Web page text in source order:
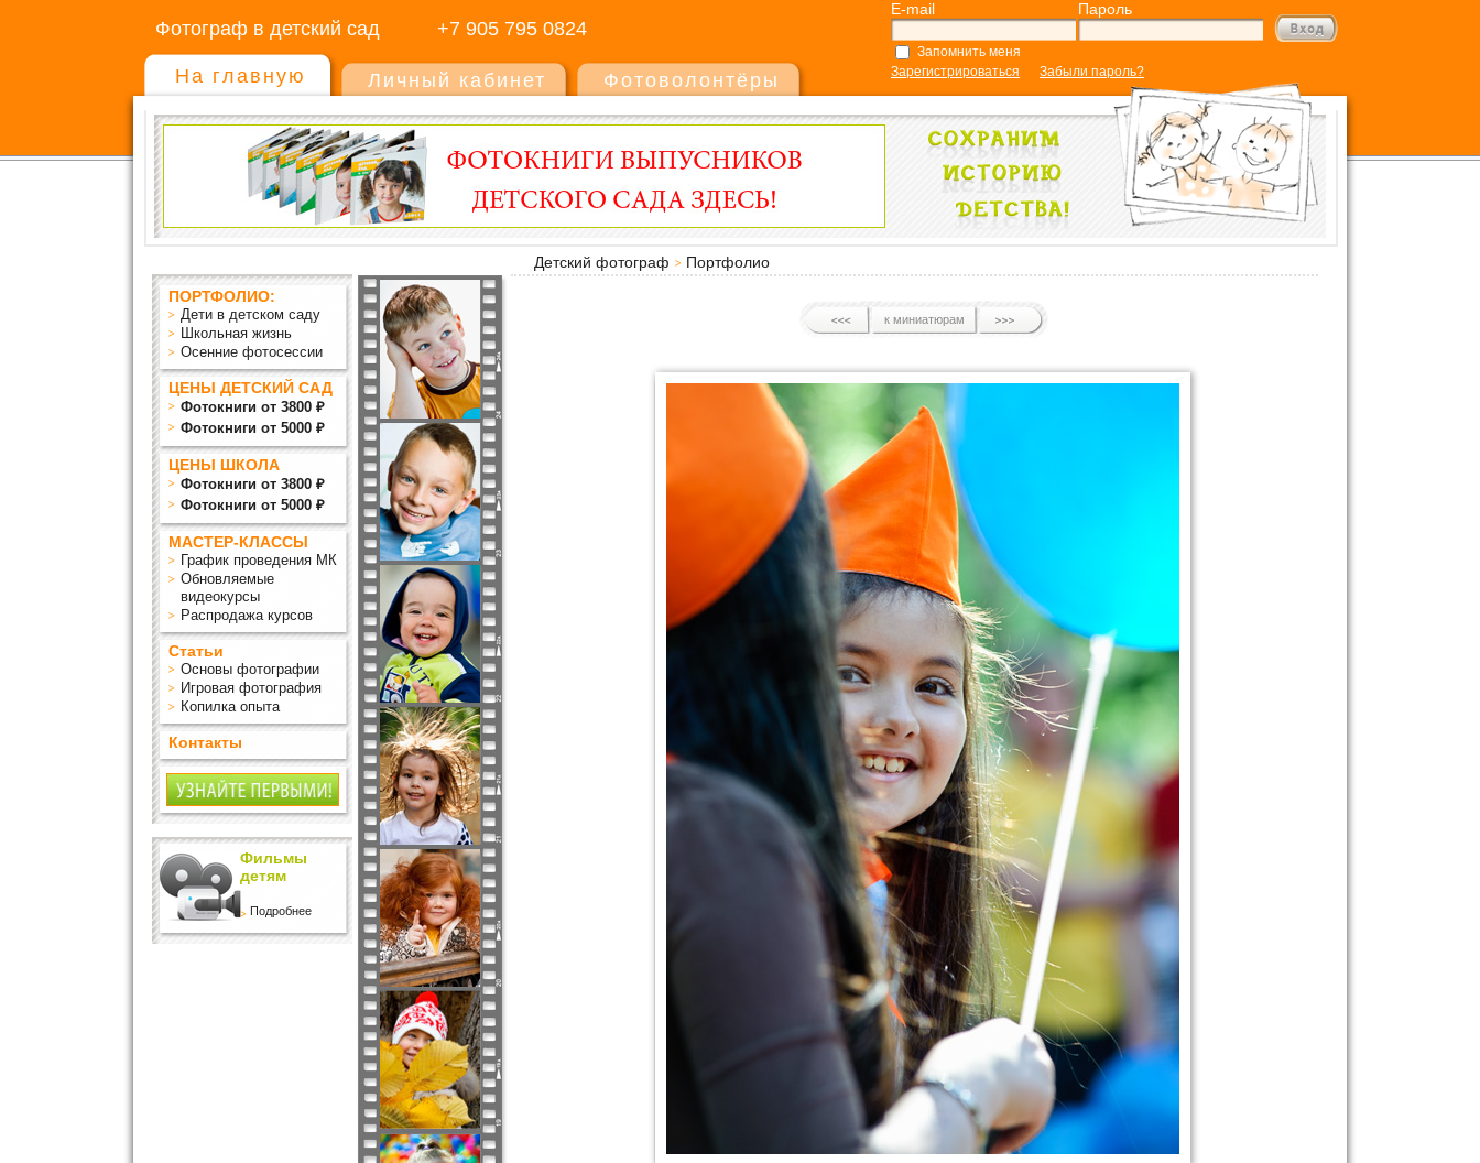
Фотограф в детский сад +7 905 795 0824
E-mail Пароль
Запомнить меня
Зарегистрироваться
Забыли пароль?
На главную Личный кабинет Фотоволонтёры
Детский фотограф
Портфолио
ПОРТФОЛИО:
Дети в детском саду
Школьная жизнь
Осенние фотосессии
ЦЕНЫ ДЕТСКИЙ САД
Фотокниги от 3800 ₽
Фотокниги от 5000 ₽
ЦЕНЫ ШКОЛА
Фотокниги от 3800 ₽
Фотокниги от 5000 ₽
МАСТЕР-КЛАССЫ
График проведения МК
Обновляемые
видеокурсы
Распродажа курсов
Статьи
Основы фотографии
Игровая фотография
Копилка опыта
Контакты
Фильмы
детям
Подробнее
к миниатюрам